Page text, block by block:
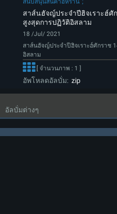
สนับสนุนสินค้าอิหร่าน
สาส์นฮัจญ์ประจำปีฮิจเราะฮ์ศั
สูงสุดการปฏิวัติอิสลาม
18 /Jul/ 2021
สาส์นฮัจญ์ประจำปีฮิจเราะฮ์ศักราช
อิสลาม
[ จำนวนภาพ : 1 ]
อัพโหลดอัลบั่ม: zip
อัลบั่มต่างๆ